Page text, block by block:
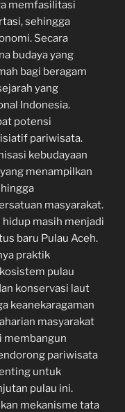
memfasilitasi
sehingga
Secara
budaya yang
bagi beragam
yang
Indonesia.
potensi
pariwisata.
kebudayaan
menampilkan
masyarakat.
masih menjadi
baru Pulau Aceh.
praktik
pulau
konservasi laut
keanekaragaman
masyarakat
pariwisata
untuk
pulau ini.
mekanisme tata